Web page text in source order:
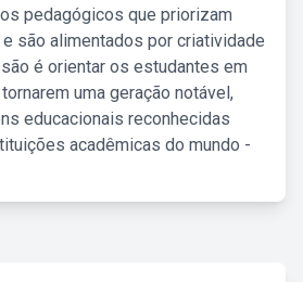
pedagógicos que priorizam
são alimentados por criatividade
é orientar os estudantes em
uma geração notável,
educacionais reconhecidas
acadêmicas do mundo -